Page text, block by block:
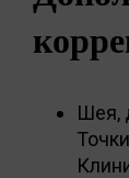
Шея,